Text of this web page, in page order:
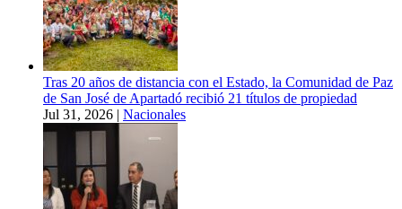
Tras 20 años de distancia con el Estado, la Comunidad de Paz
de San José de Apartadó recibió 21 títulos de propiedad
Jul 31, 2026 | Nacionales